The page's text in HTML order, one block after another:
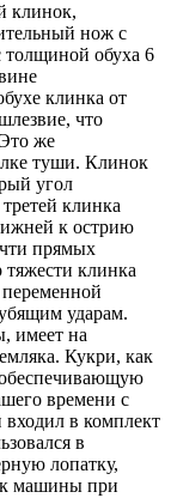
клинок,
нож с
обуха 6
клинка от
что
же
туши. Клинок
угол
клинка
к острию
прямых
клинка
ударам.
имеет на
Кукри, как
времени с
в комплект
в
лопатку,
машины при